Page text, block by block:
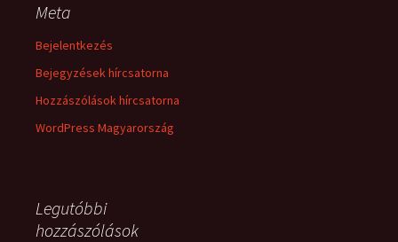
Meta
Bejelentkezés
Bejegyzések hírcsatorna
Hozzászólások hírcsatorna
WordPress Magyarország
Legutóbbi
hozzászólások